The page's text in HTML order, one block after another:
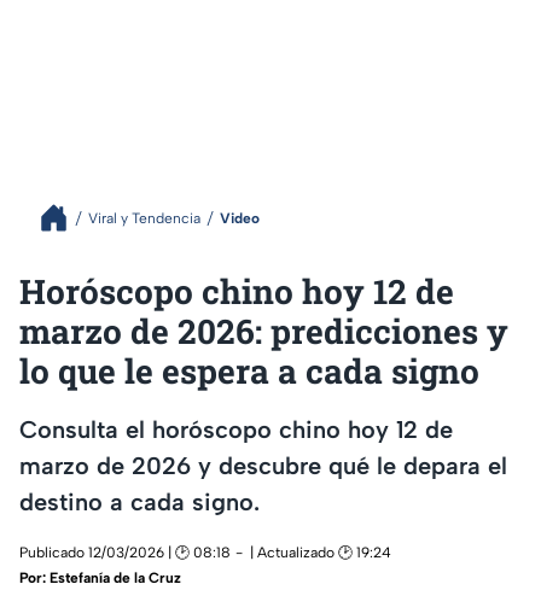
Viral y Tendencia Video
Horóscopo chino hoy 12 de
marzo de 2026: predicciones y
lo que le espera a cada signo
Consulta el horóscopo chino hoy 12 de
marzo de 2026 y descubre qué le depara el
destino a cada signo.
Publicado 12/03/2026 | 🕑 08:18
| Actualizado 🕑 19:24
Por: Estefanía de la Cruz